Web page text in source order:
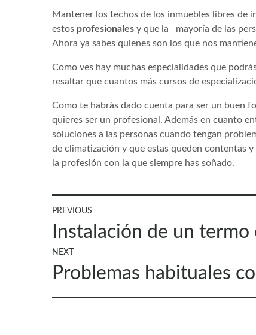
Mantener los techos de los inmuebles libres de
estos profesionales y que la mayoría de las
Ahora ya sabes quienes son los que nos
Como ves hay muchas especialidades que
resaltar que cuantos más cursos de
Como te habrás dado cuenta para ser un buen
quieres ser un profesional. Además en cuanto
soluciones a las personas cuando tengan
de climatización y que estas queden contentas
la profesión con la que siempre has soñado.
Navegación
de
entradas
PREVIOUS
Previous
post:
Instalación de un
NEXT
Next
post:
Problemas habituales